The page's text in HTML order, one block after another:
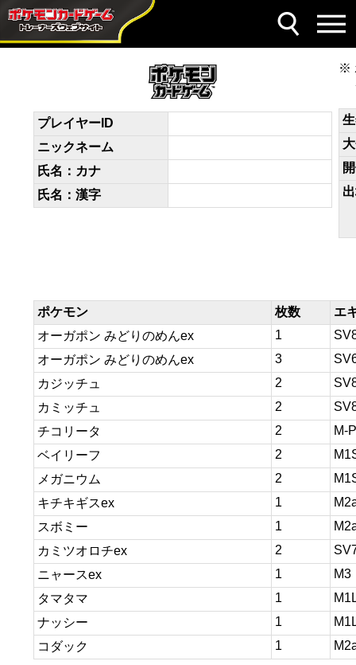
デッキコード
F5ffkb-4TP53z-V5kFFd
プレイヤーID
ニックネーム
氏名：カナ
氏名：漢字
ポケモン 枚数
エ
オーガポン みどりのめんex
1
オーガポン みどりのめんex
3
カジッチュ
2
カミッチュ
2
チコリータ
2
M-P
ベイリーフ
2
メガニウム
2
キチキギスex
1
スボミー
1
カミツオロチex
2
ニャースex
1
M3
タマタマ
1
ナッシー
1
コダック
1